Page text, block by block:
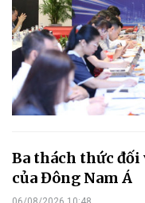
Ba thách thức
của Đông Nam Á